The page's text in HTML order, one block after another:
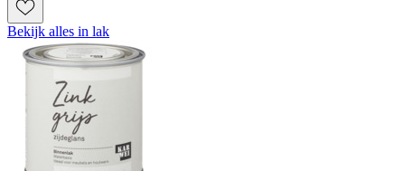
Bekijk alles in lak